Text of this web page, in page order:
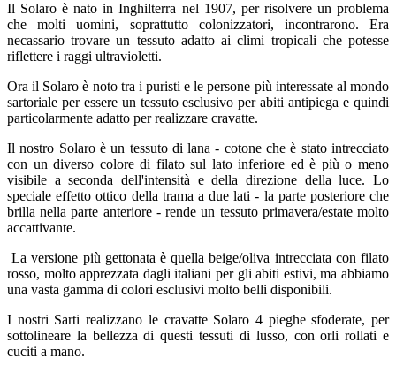
Il Solaro è nato in Inghilterra nel 1907, per risolvere un problema
che molti uomini, soprattutto colonizzatori, incontrarono. Era
necassario trovare un tessuto adatto ai climi tropicali che potesse
riflettere i raggi ultravioletti.
Ora il Solaro è noto tra i puristi e le persone più interessate al mondo
sartoriale per essere un tessuto esclusivo per abiti antipiega e quindi
particolarmente adatto per realizzare cravatte.
Il nostro Solaro è un tessuto di lana - cotone che è stato intrecciato
con un diverso colore di filato sul lato inferiore ed è più o meno
visibile a seconda dell'intensità e della direzione della luce. Lo
speciale effetto ottico della trama a due lati - la parte posteriore che
brilla nella parte anteriore - rende un tessuto primavera/estate molto
accattivante.
La versione più gettonata è quella beige/oliva intrecciata con filato
rosso, molto apprezzata dagli italiani per gli abiti estivi, ma abbiamo
una vasta gamma di colori esclusivi molto belli disponibili.
I nostri Sarti realizzano le cravatte Solaro 4 pieghe sfoderate, per
sottolineare la bellezza di questi tessuti di lusso, con orli rollati e
cuciti a mano.